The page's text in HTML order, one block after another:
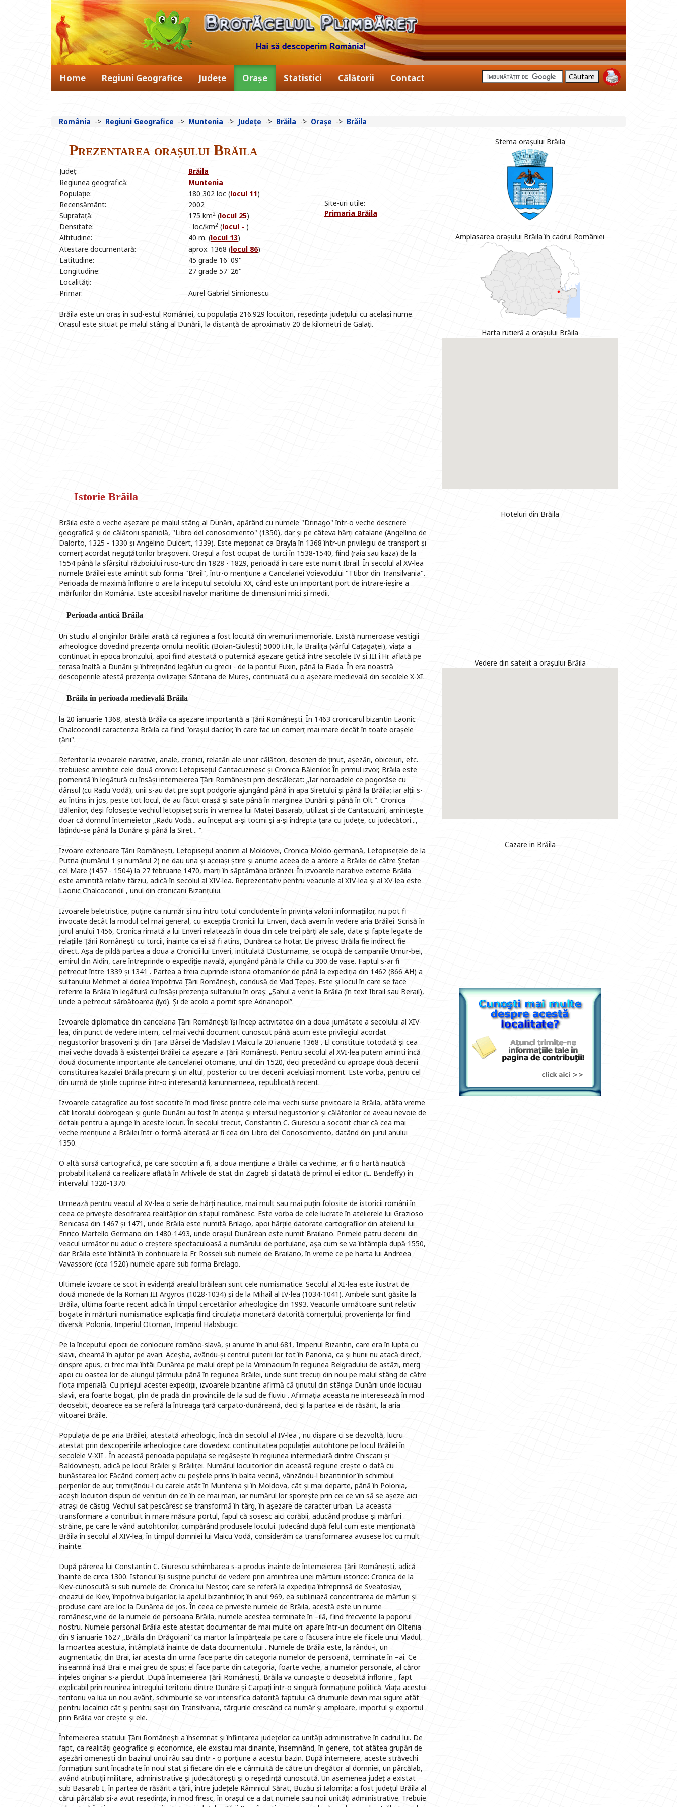
Home Regiuni Geografice Județe Orașe Statistici Călătorii Contact
România -> Regiuni Geografice -> Muntenia -> Județe -> Brăila -> Orașe -> Brăila
Prezentarea orașului Brăila
Județ: Brăila
Site-uri utile:
Primaria Brăila
Regiunea geografică:
Muntenia
Populație:
180 302 loc (locul 11)
Recensământ:
2002
Suprafață:
175 km2 (locul 25)
Densitate:
- loc/km2 (locul - )
Altitudine:
40 m. (locul 13)
Atestare documentară:
aprox. 1368 (locul 86)
Latitudine:
45 grade 16' 09"
Longitudine:
27 grade 57' 26"
Localități:
Primar:
Aurel Gabriel Simionescu
Brăila este un oraș în sud-estul României, cu populația 216.929 locuitori, reședința județului cu același nume.
Orașul este situat pe malul stâng al Dunării, la distanță de aproximativ 20 de kilometri de Galați.
Istorie Brăila
Brăila este o veche așezare pe malul stâng al Dunării, apărând cu numele "Drinago" într-o veche descriere
geografică și de călătorii spaniolă, "Libro del conoscimiento" (1350), dar și pe câteva hărți catalane (Angellino de
Dalorto, 1325 - 1330 și Angelino Dulcert, 1339). Este meționat ca Brayla în 1368 într-un privilegiu de transport și
comerț acordat neguțătorilor brașoveni. Orașul a fost ocupat de turci în 1538-1540, fiind (raia sau kaza) de la
1554 până la sfârșitul războiului ruso-turc din 1828 - 1829, perioadă în care este numit Ibrail. În secolul al XV-lea
numele Brăilei este amintit sub forma "Breil", într-o mențiune a Cancelariei Voievodului "Ttibor din Transilvania".
Perioada de maximă înflorire o are la începutul secolului XX, când este un important port de intrare-ieșire a
mărfurilor din România. Este accesibil navelor maritime de dimensiuni mici și medii.
Perioada antică Brăila
Un studiu al originilor Brăilei arată că regiunea a fost locuită din vremuri imemoriale. Există numeroase vestigii
arheologice dovedind prezența omului neolitic (Boian-Giulești) 5000 i.Hr., la Brailița (vârful Cațagaței), viața a
continuat în epoca bronzului, apoi fiind atestată o puternică așezare getică între secolele IV și III î.Hr. aflată pe
terasa înaltă a Dunării și întreținând legături cu grecii - de la pontul Euxin, până la Elada. În era noastră
descoperirile atestă prezența civilizației Sântana de Mureș, continuată cu o așezare medievală din secolele X-XI.
Brăila în perioada medievală Brăila
la 20 ianuarie 1368, atestă Brăila ca așezare importantă a Țării Românești. În 1463 cronicarul bizantin Laonic
Chalcocondil caracteriza Brăila ca fiind "orașul dacilor, în care fac un comerț mai mare decât în toate orașele
țării".
Referitor la izvoarele narative, anale, cronici, relatări ale unor călători, descrieri de ținut, așezări, obiceiuri, etc.
trebuiesc amintite cele două cronici: Letopisețul Cantacuzinesc și Cronica Bălenilor. În primul izvor, Brăila este
pomenită în legătură cu însăși intemeierea Țării Românești prin descălecat: „Iar noroadele ce pogorâse cu
dânsul (cu Radu Vodă), unii s-au dat pre supt podgorie ajungând până în apa Siretului și până la Brăila; iar alții s-
au întins în jos, peste tot locul, de au făcut orașă și sate până în marginea Dunării și până în Olt ”. Cronica
Bălenilor, deși folosește vechiul letopiseț scris în vremea lui Matei Basarab, utilizat și de Cantacuzini, amintește
doar că domnul întemeietor „Radu Vodă... au început a-și tocmi și a-și îndrepta țara cu județe, cu judecători...,
lățindu-se până la Dunăre și până la Siret... ”.
Izvoare exterioare Țării Românești, Letopisețul anonim al Moldovei, Cronica Moldo-germană, Letopisețele de la
Putna (numărul 1 și numărul 2) ne dau una și aceiași știre și anume aceea de a ardere a Brăilei de către Ștefan
cel Mare (1457 - 1504) la 27 februarie 1470, marți în săptămâna brânzei. În izvoarele narative externe Brăila
este amintită relativ târziu, adică în secolul al XIV-lea. Reprezentativ pentru veacurile al XIV-lea și al XV-lea este
Laonic Chalcocondil , unul din cronicarii Bizanțului.
Izvoarele beletristice, puține ca număr și nu întru totul concludente în privința valorii informațiilor, nu pot fi
invocate decât la modul cel mai general, cu excepția Cronicii lui Enveri, dacă avem în vedere aria Brăilei. Scrisă în
jurul anului 1456, Cronica rimată a lui Enveri relatează în doua din cele trei părți ale sale, date și fapte legate de
relațiile Țării Românești cu turcii, înainte ca ei să fi atins, Dunărea ca hotar. Ele privesc Brăila fie indirect fie
direct. Așa de pildă partea a doua a Cronicii lui Enveri, intitulată Düsturname, se ocupă de campaniile Umur-bei,
emirul din Aidîn, care întreprinde o expediție navală, ajungând până la Chilia cu 300 de vase. Faptul s-ar fi
petrecut între 1339 și 1341 . Partea a treia cuprinde istoria otomanilor de până la expediția din 1462 (866 AH) a
sultanului Mehmet al doilea împotriva Țării Românești, condusă de Vlad Țepeș. Este și locul în care se face
referire la Brăila în legătură cu însăși prezența sultanului în oraș: „Șahul a venit la Brăila (în text Ibrail sau Berail),
unde a petrecut sărbătoarea (îyd). Și de acolo a pornit spre Adrianopol”.
Izvoarele diplomatice din cancelaria Țării Românești își încep activitatea din a doua jumătate a secolului al XIV-
lea, din punct de vedere intern, cel mai vechi document cunoscut până acum este privilegiul acordat
negustorilor brașoveni și din Țara Bârsei de Vladislav I Vlaicu la 20 ianuarie 1368 . El constituie totodată și cea
mai veche dovadă ǎ existenței Brăilei ca așezare a Țării Românești. Pentru secolul al XVI-lea putem aminti încă
două documente importante ale cancelariei otomane, unul din 1520, deci precedând cu aproape două decenii
constituirea kazalei Brăila precum și un altul, posterior cu trei decenii aceluiași moment. Este vorba, pentru cel
din urmă de știrile cuprinse într-o interesantă kanunnameea, republicată recent.
Izvoarele catagrafice au fost socotite în mod firesc printre cele mai vechi surse privitoare la Brăila, atâta vreme
cât litoralul dobrogean și gurile Dunării au fost în atenția și intersul negustorilor și călătorilor ce aveau nevoie de
detalii pentru a ajunge în aceste locuri. În secolul trecut, Constantin C. Giurescu a socotit chiar că cea mai
veche mențiune a Brăilei într-o formă alterată ar fi cea din Libro del Conoscimiento, datând din jurul anului
1350.
O altă sursă cartografică, pe care socotim a fi, a doua mențiune a Brăilei ca vechime, ar fi o hartă nautică
probabil italiană ca realizare aflată în Arhivele de stat din Zagreb și datată de primul ei editor (L. Bendeffy) în
intervalul 1320-1370.
Urmează pentru veacul al XV-lea o serie de hărți nautice, mai mult sau mai puțin folosite de istoricii români în
ceea ce privește descifrarea realităților din stațiul românesc. Este vorba de cele lucrate în atelierele lui Grazioso
Benicasa din 1467 și 1471, unde Brăila este numită Brilago, apoi hărțile datorate cartografilor din atelierul lui
Enrico Martello Germano din 1480-1493, unde orașul Dunărean este numit Brailano. Primele patru decenii din
veacul următor nu aduc o creștere spectaculoasă a numărului de portulane, așa cum se va întâmpla după 1550,
dar Brăila este întâlnită în continuare la Fr. Rosseli sub numele de Brailano, în vreme ce pe harta lui Andreea
Vavassore (cca 1520) numele apare sub forma Brelago.
Ultimele izvoare ce scot în evidență arealul brăilean sunt cele numismatice. Secolul al XI-lea este ilustrat de
două monede de la Roman III Argyros (1028-1034) și de la Mihail al IV-lea (1034-1041). Ambele sunt găsite la
Brăila, ultima foarte recent adică în timpul cercetărilor arheologice din 1993. Veacurile următoare sunt relativ
bogate în mărturii numismatice explicația fiind circulația monetară datorită comerțului, proveniența lor fiind
diversă: Polonia, Imperiul Otoman, Imperiul Habsbugic.
Pe la începutul epocii de conlocuire româno-slavă, și anume în anul 681, Imperiul Bizantin, care era în lupta cu
slavii, cheamă în ajutor pe avari. Aceștia, avându-și centrul puterii lor tot în Panonia, ca și hunii nu atacă direct,
dinspre apus, ci trec mai întâi Dunărea pe malul drept pe la Viminacium în regiunea Belgradului de astăzi, merg
apoi cu oastea lor de-alungul țărmului până în regiunea Brăilei, unde sunt trecuți din nou pe malul stâng de către
flota imperială. Cu prilejul acestei expediții, izvoarele bizantine afirmă că ținutul din stânga Dunării unde locuiau
slavii, era foarte bogat, plin de pradă din provinciile de la sud de fluviu . Afirmația aceasta ne interesează în mod
deosebit, deoarece ea se referă la întreaga țară carpato-dunăreană, deci și la partea ei de răsărit, la aria
viitoarei Brăile.
Populația de pe aria Brăilei, atestată arheologic, încă din secolul al IV-lea , nu dispare ci se dezvoltă, lucru
atestat prin descoperirile arheologice care dovedesc continuitatea populației autohtone pe locul Brăilei în
secolele V-XII . În această perioada populația se regăsește în regiunea intermediară dintre Chiscani și
Baldovinești, adică pe locul Brăilei și Brăiliței. Numărul locuitorilor din această regiune crește o dată cu
bunăstarea lor. Făcând comerț activ cu peștele prins în balta vecină, vânzându-l bizantinilor în schimbul
perperilor de aur, trimițându-l cu carele atât în Muntenia și în Moldova, cât și mai departe, până în Polonia,
acești locuitori dispun de venituri din ce în ce mai mari, iar numărul lor sporește prin cei ce vin să se așeze aici
atrași de câstig. Vechiul sat pescăresc se transformă în târg, în așezare de caracter urban. La aceasta
transformare a contribuit în mare măsura portul, fapul că sosesc aici corăbii, aducând produse și mărfuri
străine, pe care le vând autohtonilor, cumpărând produsele locului. Judecând după felul cum este menționată
Brăila în secolul al XIV-lea, în timpul domniei lui Vlaicu Vodă, considerăm ca transformarea avusese loc cu mult
înainte.
După părerea lui Constantin C. Giurescu schimbarea s-a produs înainte de întemeierea Țării Românești, adică
înainte de circa 1300. Istoricul își susține punctul de vedere prin amintirea unei mărturii istorice: Cronica de la
Kiev-cunoscută si sub numele de: Cronica lui Nestor, care se referă la expediția întreprinsă de Sveatoslav,
cneazul de Kiev, împotriva bulgarilor, la apelul bizantinilor, în anul 969, ea subliniază concentrarea de mărfuri și
produse care are loc la Dunărea de jos. În ceea ce priveste numele de Brăila, acestă este un nume
romănesc,vine de la numele de persoana Brăila, numele acestea terminate în –ilă, fiind frecvente la poporul
nostru. Numele personal Brăila este atestat documentar de mai multe ori: apare într-un document din Oltenia
din 9 ianuarie 1627 „Brăila din Drăgoiani” ca martor la împărțeala pe care o făcusera între ele fiicele unui Vladul,
la moartea acestuia, întâmplată înainte de data documentului . Numele de Brăila este, la rându-i, un
augmentativ, din Brai, iar acesta din urma face parte din categoria numelor de persoană, terminate în –ai. Ce
înseamnă însă Brai e mai greu de spus; el face parte din categoria, foarte veche, a numelor personale, al căror
înțeles originar s-a pierdut .După întemeierea Țării Românești, Brăila va cunoaște o deosebită înflorire , fapt
explicabil prin reunirea întregului teritoriu dintre Dunăre și Carpați într-o singură formațiune politică. Viața acestui
teritoriu va lua un nou avânt, schimburile se vor intensifica datorită faptului că drumurile devin mai sigure atât
pentru localnici cât și pentru sașii din Transilvania, târgurile crescând ca număr și amploare, importul și exportul
prin Brăila vor crește și ele.
Întemeierea statului Țării Românești a însemnat și înființarea județelor ca unități administrative în cadrul lui. De
fapt, ca realități geografice și economice, ele existau mai dinainte, însemnând, în genere, tot atâtea grupări de
așezări omenești din bazinul unui râu sau dintr - o porțiune a acestui bazin. După întemeiere, aceste străvechi
formațiuni sunt încadrate în noul stat și fiecare din ele e cârmuită de către un dregător al domniei, un pârcălab,
având atribuții militare, administrative și judecătorești și o reședință cunoscută. Un asemenea județ a existat
sub Basarab I, în partea de răsărit a țării, între județele Râmnicul Sărat, Buzău și Ialomița: a fost județul Brăila al
cărui pârcălab și-a avut reședința, în mod firesc, în orașul ce a dat numele sau noii unități administrative. Trebuie
Stema orașului Brăila
Amplasarea orașului Brăila în cadrul României
Harta rutieră a orașului Brăila
Hoteluri din Brăila
Vedere din satelit a orașului Brăila
Cazare in Brăila